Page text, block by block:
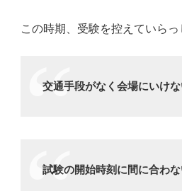
この時期、受験を控えていら
交通手段がなく会場にいけ
試験の開始時刻に間に合わ